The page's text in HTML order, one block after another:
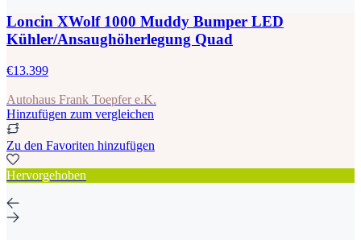
Loncin XWolf 1000 Muddy Bumper LED
Kühler/Ansaughöherlegung Quad
€13.399
Autohaus Frank Toepfer e.K.
Hinzufügen zum vergleichen
Zu den Favoriten hinzufügen
Hervorgehoben